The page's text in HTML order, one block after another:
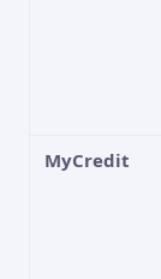
MyCredit